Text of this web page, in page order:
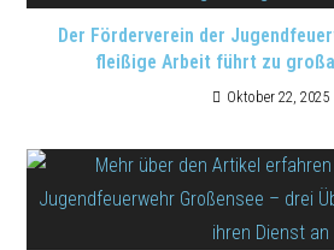
Der Förderverein der
fleißige Arbeit führt zu
Oktober 22, 2025